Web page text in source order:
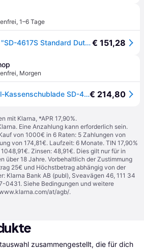
, 1–6 Tage
Safescan Kassenlade "SD-4617S Standard Duty", schwarz/silber€ 151,28
, Morgen
Safescan Klappdeckel-Kassenschublade SD-4617S€ 214,80
mit Klarna, *APR 17,90%.
Eine Anzahlung kann erforderlich sein.
von 1000€ in 6 Raten: 5 Zahlungen von
von 174,81€. Laufzeit: 6 Monate. TIN 17,90%
Zinsen: 48,91€. Dies gilt nur für in
über 18 Jahre. Vorbehaltlich der Zustimmung
25€ und Höchstbetrag abhängig von der
Klarna Bank AB (publ), Sveavägen 46, 111 34
0431. Siehe Bedingungen und weitere
at/agb/.
zusammengestellt, die für dich